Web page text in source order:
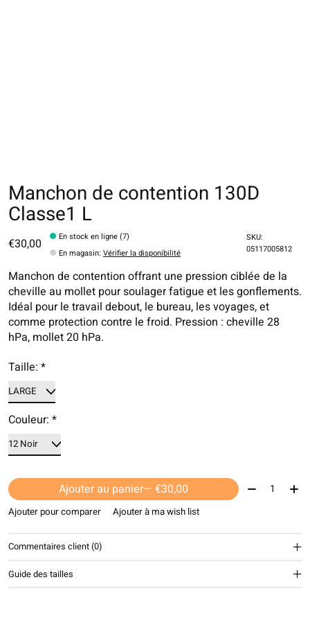
Manchon de contention 130D
Classe1 L
€30,00
En stock en ligne (7)
En magasin:Vérifier la disponibilité
SKU:
05117005812
Manchon de contention offrant une pression ciblée de la
cheville au mollet pour soulager fatigue et les gonflements.
Idéal pour le travail debout, le bureau, les voyages, et
comme protection contre le froid. Pression : cheville 28
hPa, mollet 20 hPa.
Taille: *
Couleur: *
Ajouter au panier — €30,00 Quantité:
Ajouter pour comparer Ajouter à ma wish list
Commentaires client (0)
Guide des tailles